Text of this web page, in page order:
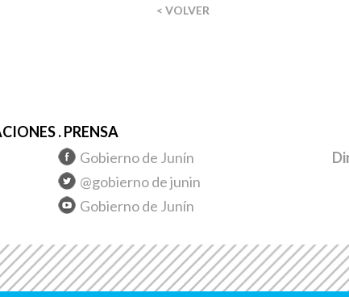
< VOLVER
. PRENSA
Gobierno de Junín
@gobierno de junin
Gobierno de Junín